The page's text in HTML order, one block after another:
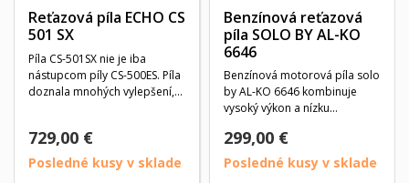
Reťazová píla ECHO CS
501 SX
Píla CS-501SX nie je iba
nástupcom píly CS-500ES. Píla
doznala mnohých vylepšení,
729,00 €
Posledné kusy v sklade
Benzínová reťazová
píla SOLO BY AL-KO
6646
Benzínová motorová píla solo
by AL-KO 6646 kombinuje
vysoký výkon a nízku
299,00 €
Posledné kusy v sklade